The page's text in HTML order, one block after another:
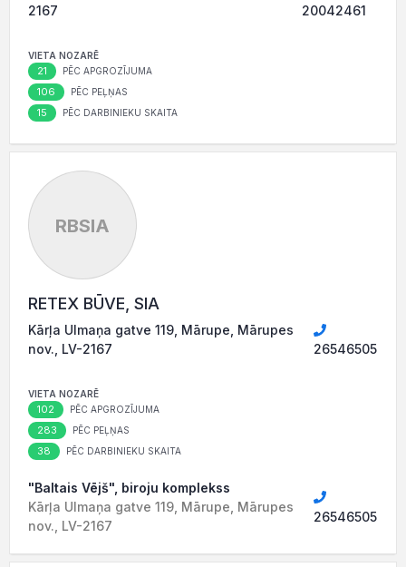
2167
20042461
VIETA NOZARĒ
21 PĒC APGROZĪJUMA
106 PĒC PEĻŅAS
15 PĒC DARBINIEKU SKAITA
RBSIA
RETEX BŪVE, SIA
Kārļa Ulmaņa gatve 119, Mārupe, Mārupes
nov., LV-2167
26546505
VIETA NOZARĒ
102 PĒC APGROZĪJUMA
283 PĒC PEĻŅAS
38 PĒC DARBINIEKU SKAITA
"Baltais Vējš", biroju komplekss
Kārļa Ulmaņa gatve 119, Mārupe, Mārupes
nov., LV-2167
26546505